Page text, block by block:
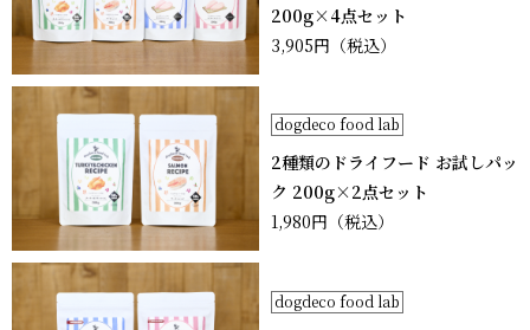
200g×4点セット
3,905円 （税込）
dogdeco food lab
2種類のドライフード お試しパッ
ク 200g×2点セット
1,980円 （税込）
dogdeco food lab